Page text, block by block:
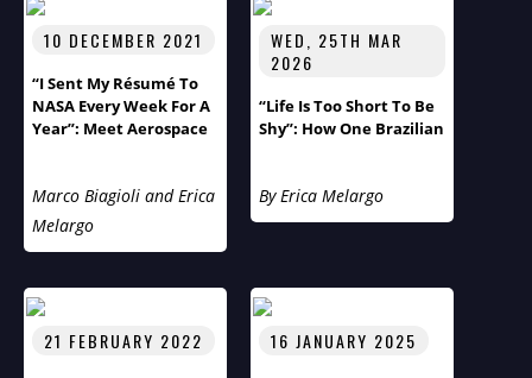
10 DECEMBER 2021
“I Sent My Résumé To
NASA Every Week For A
Year”: Meet Aerospace
Marco Biagioli and Erica
Melargo
WED, 25TH MAR
2026
“Life Is Too Short To Be
Shy”: How One Brazilian
To Soft Skills
Entrepreneur Reveals
By Erica Melargo
21 FEBRUARY 2022 16 JANUARY 2025